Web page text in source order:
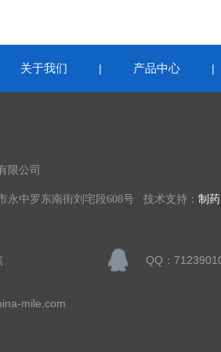
关于我们 | 产品中心 |
限公司
永中罗东南街刘宅段608号 技术支持： 制药
QQ：
mile.com